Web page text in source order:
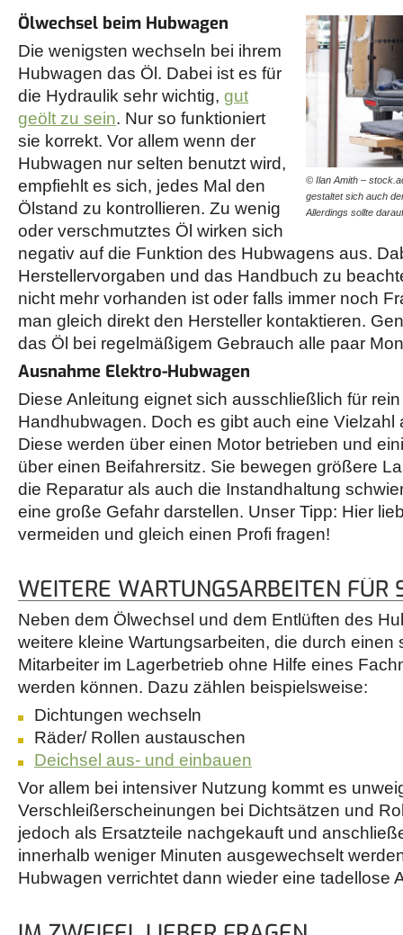
© Ilan Amith –
gestaltet sich auch
Allerdings sollte
Ölwechsel beim Hubwagen
Die wenigsten wechseln bei ihrem
Hubwagen das Öl. Dabei ist es für
die Hydraulik sehr wichtig, gut
geölt zu sein. Nur so funktioniert
sie korrekt. Vor allem wenn der
Hubwagen nur selten benutzt wird,
empfiehlt es sich, jedes Mal den
Ölstand zu kontrollieren. Zu wenig
oder verschmutztes Öl wirken sich
negativ auf die Funktion des Hubwagens aus.
Herstellervorgaben und das Handbuch zu
nicht mehr vorhanden ist oder falls immer noch
man gleich direkt den Hersteller kontaktieren.
das Öl bei regelmäßigem Gebrauch alle paar
Ausnahme Elektro-Hubwagen
Diese Anleitung eignet sich ausschließlich für
Handhubwagen. Doch es gibt auch eine Vielzahl
Diese werden über einen Motor betrieben und
über einen Beifahrersitz. Sie bewegen größere
die Reparatur als auch die Instandhaltung
eine große Gefahr darstellen. Unser Tipp: Hier
vermeiden und gleich einen Profi fragen!
WEITERE WARTUNGSARBEITEN FÜR
Neben dem Ölwechsel und dem Entlüften des
weitere kleine Wartungsarbeiten, die durch einen
Mitarbeiter im Lagerbetrieb ohne Hilfe eines
werden können. Dazu zählen beispielsweise:
Dichtungen wechseln
Räder/ Rollen austauschen
Deichsel aus- und einbauen
Vor allem bei intensiver Nutzung kommt es
Verschleißerscheinungen bei Dichtsätzen und
jedoch als Ersatzteile nachgekauft und
innerhalb weniger Minuten ausgewechselt
Hubwagen verrichtet dann wieder eine tadellose